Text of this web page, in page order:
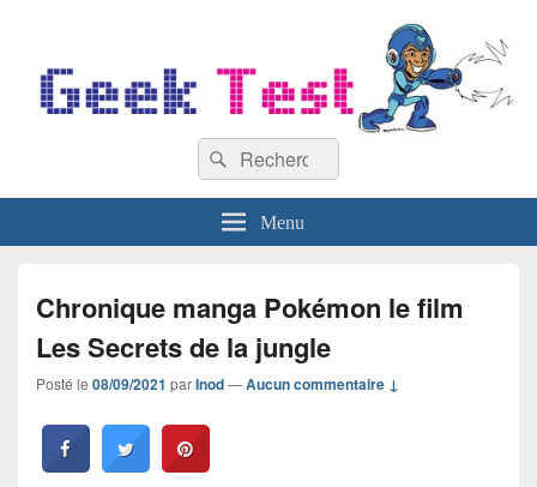
Recherche :
Rechercher
Menu
Chronique manga Pokémon le film
Les Secrets de la jungle
Posté le 08/09/2021 parInod—Aucun commentaire ↓